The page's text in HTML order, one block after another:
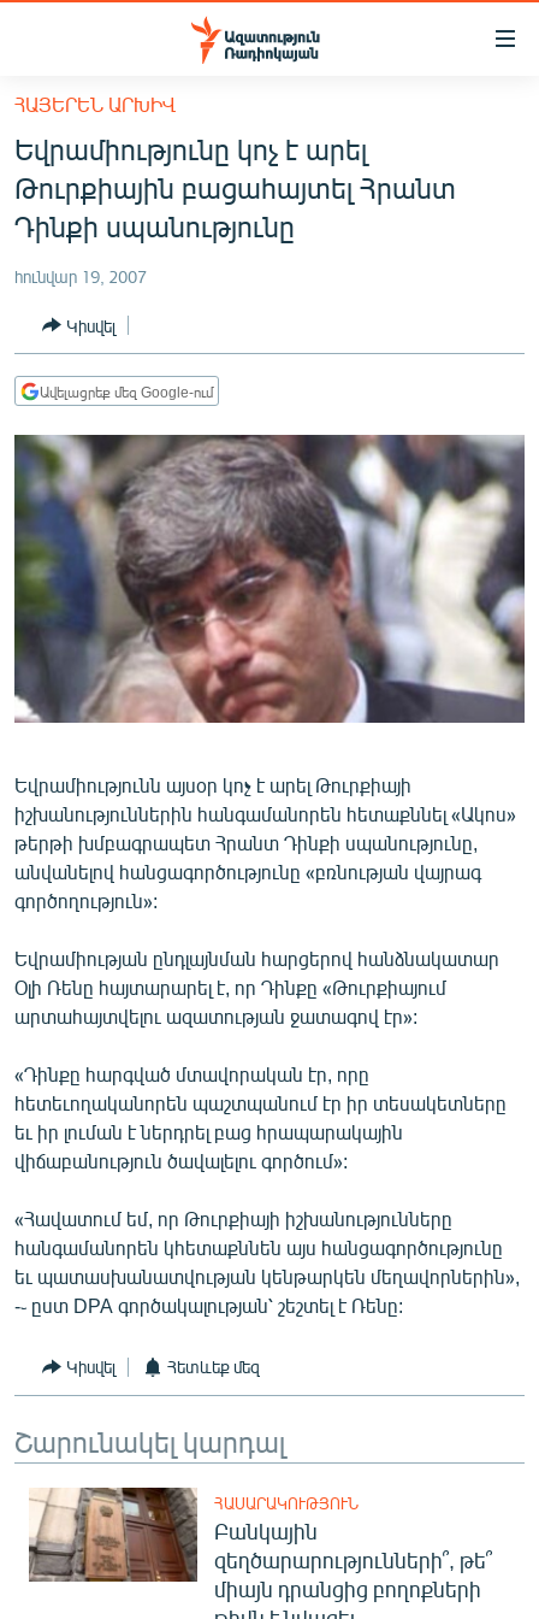
Մատչելիության
հիմնական
բովանդակությանը
Անցնել
հիմնական
մենյուին
ՀԱՅԱՍՏԱՆ
ՔԱՂԱՔԱԿԱՆ
ՀԱՍԱՐԱԿՈՒԹՅՈՒՆ
ՏՆՏԵՍՈՒԹՅՈՒՆ
ՂԱՐԱԲԱՂ
ՊԱՏԵՐԱԶՄԻ 6 ՇԱԲԱԹՆԵՐԸ
ՏԱՐԱԾԱՇՐՋԱՆ
ՄԻՋԱԶԳԱՅԻՆ
ՄՇԱԿՈՒՅԹ
ՍՊՈՐՏ
ՄԵԿՆԱԲԱՆՈՒԹՅՈՒՆ
ԿՈՐՈՆԱՎԻՐՈՒՍ
ԱՐԽԻՎ
ՏԵՍԱՆՅՈՒԹԵՐ
ԲԱՆԱՎԵՃ
ՁԳՏԵԼՈՎ ԼԱՎԱԳՈՒՅՆԻՆ
ՓՈԴՔԱՍԹ
English
Русский
ՀԵՏԵՎԵՔ ՄԵԶ
«Ազատության» բոլոր կայքերը
ՀԱՅԵՐԵՆ ԱՐԽԻՎ
Եվրամիությունը կոչ է արել
Թուրքիային բացահայտել Հրանտ
Դինքի սպանությունը
հունվար 19, 2007
Կիսվել
Ավելացրեք մեզ Google-ում
Եվրամիությունն այսօր կոչ է արել Թուրքիայի
իշխանություններին հանգամանորեն հետաքննել «Ակոս»
թերթի խմբագրապետ Հրանտ Դինքի սպանությունը,
անվանելով հանցագործությունը «բռնության վայրագ
գործողություն»:
Եվրամիության ընդլայնման հարցերով հանձնակատար
Օլի Ռենը հայտարարել է, որ Դինքը «Թուրքիայում
արտահայտվելու ազատության ջատագով էր»:
«Դինքը հարգված մտավորական էր, որը
հետեւողականորեն պաշտպանում էր իր տեսակետները
եւ իր լուման է ներդրել բաց հրապարակային
վիճաբանություն ծավալելու գործում»:
«Հավատում եմ, որ Թուրքիայի իշխանությունները
հանգամանորեն կհետաքննեն այս հանցագործությունը
եւ պատասխանատվության կենթարկեն մեղավորներին»,
-֊ ըստ DPA գործակալության՝ շեշտել է Ռենը:
Կիսվել Հետևեք մեզ
Շարունակել կարդալ
ՀԱՍԱՐԱԿՈՒԹՅՈՒՆ
Բանկային
զեղծարարությունների՞, թե՞
միայն դրանցից բողոքների